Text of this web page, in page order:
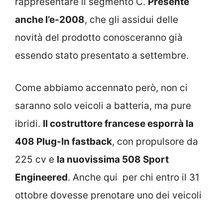
anche l’e-2008, che gli assidui delle
novità del prodotto conosceranno già
essendo stato presentato a settembre.
Come abbiamo accennato però, non ci
saranno solo veicoli a batteria, ma pure
ibridi. Il costruttore francese esporrà la
408 Plug-In fastback, con propulsore da
225 cv e la nuovissima 508 Sport
Engineered. Anche qui per chi entro il 31
ottobre dovesse prenotare uno dei veicoli